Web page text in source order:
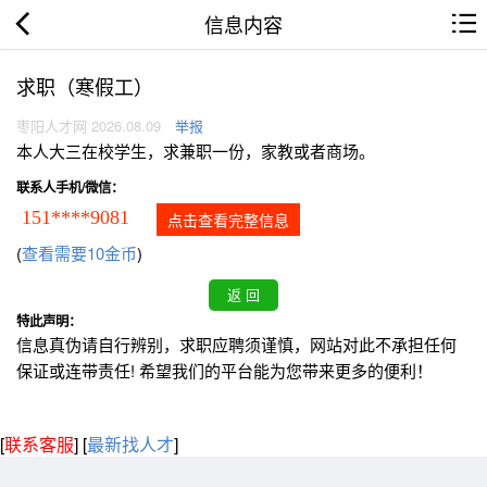
信息内容
求职（寒假工）
枣阳人才网 2026.08.09 举报
本人大三在校学生，求兼职一份，家教或者商场。
联系人手机/微信：
151****9081 点击查看完整信息
(查看需要10金币)
特此声明：
信息真伪请自行辨别，求职应聘须谨慎，网站对此不承担任何
保证或连带责任! 希望我们的平台能为您带来更多的便利！
[联系客服] [最新找人才]